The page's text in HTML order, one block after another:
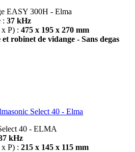
EASY 300H - Elma
: 37 kHz
P) : 475 x 195 x 270 mm
robinet de vidange - Sans degas
Select 40 - Elma
40 - ELMA
kHz
P) : 215 x 145 x 115 mm